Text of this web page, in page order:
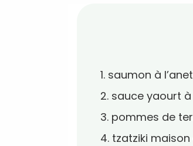
1. saumon à
2. sauce yaourt
3. pommes de
4. tzatziki maison